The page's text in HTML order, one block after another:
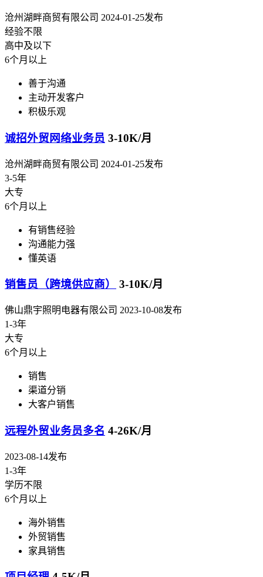
沧州湖畔商贸有限公司 2024-01-25发布
经验不限
高中及以下
6个月以上
善于沟通
主动开发客户
积极乐观
诚招外贸网络业务员 3-10K/月
沧州湖畔商贸有限公司 2024-01-25发布
3-5年
大专
6个月以上
有销售经验
沟通能力强
懂英语
销售员（跨境供应商） 3-10K/月
佛山鼎宇照明电器有限公司 2023-10-08发布
1-3年
大专
6个月以上
销售
渠道分销
大客户销售
远程外贸业务员多名 4-26K/月
2023-08-14发布
1-3年
学历不限
6个月以上
海外销售
外贸销售
家具销售